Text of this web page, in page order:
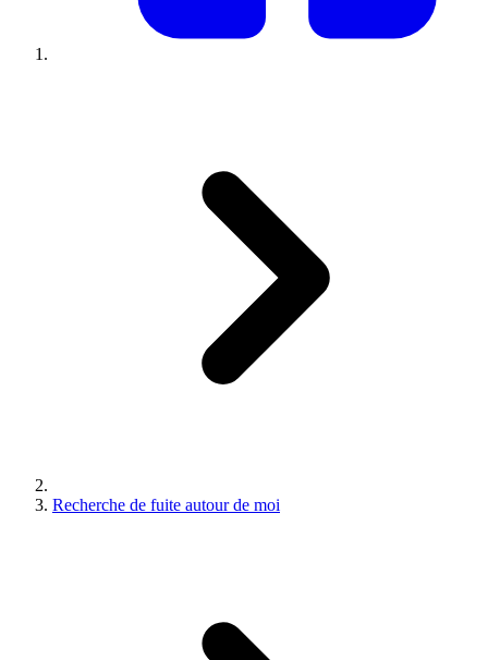
Recherche de fuite autour de moi